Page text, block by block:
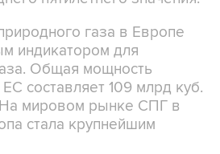
газа в Европе
индикатором для
Общая мощность
составляет 109 млрд куб.
На мировом рынке СПГ в
стала крупнейшим